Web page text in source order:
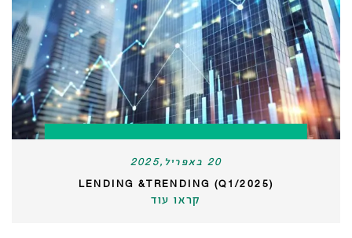
20 באפריל,2025
LENDING &TRENDING (Q1/2025)
קראו עוד